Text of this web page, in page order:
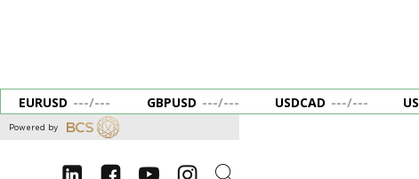
EURUSD ---/--- GBPUSD ---/--- USDCAD ---/---
Powered by
d e g c 2